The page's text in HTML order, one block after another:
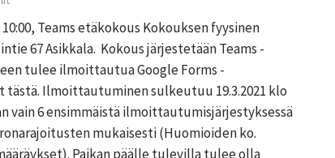
Teams etäkokous Kokouksen fyysinen
67 Asikkala. Kokous järjestetään Teams -
tulee ilmoittautua Google Forms -
tästä. Ilmoittautuminen sulkeutuu 19.3.2021 klo
vain 6 ensimmäistä ilmoittautumisjärjestyksessä
mukaisesti (Huomioiden ko.
Paikan päälle tulevilla tulee olla